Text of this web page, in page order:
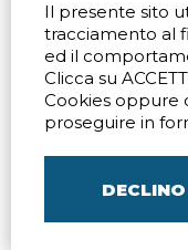
Il presente sito
tracciamento al
ed il
Clicca su
Cookies oppure
proseguire in
DECLINO
Via dell'artigianato
20865 Usmate Velate
Indicazioni
Via Pontina 583
Roma (RM) 00128
Tel.+39 06
Indicazioni
P.IVA